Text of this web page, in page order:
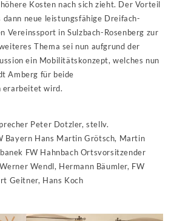
Kosten nach sich zieht. Der Vorteil
dann neue leistungsfähige Dreifach-
Vereinssport in Sulzbach-Rosenberg zur
Thema sei nun aufgrund der
ein Mobilitätskonzept, welches nun
Amberg für beide
erarbeitet wird.
Peter Dotzler, stellv.
Bayern Hans Martin Grötsch, Martin
FW Hahnbach Ortsvorsitzender
Wendl, Hermann Bäumler, FW
Geitner, Hans Koch